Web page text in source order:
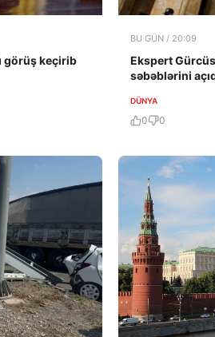
görüş keçirib
BU GÜN / 20:09
Ekspert
səbəblərini
DÜNYA
0 0